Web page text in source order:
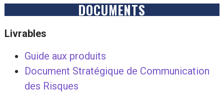
DOCUMENTS
Livrables
Guide aux produits
Document Stratégique de Communication
des Risques